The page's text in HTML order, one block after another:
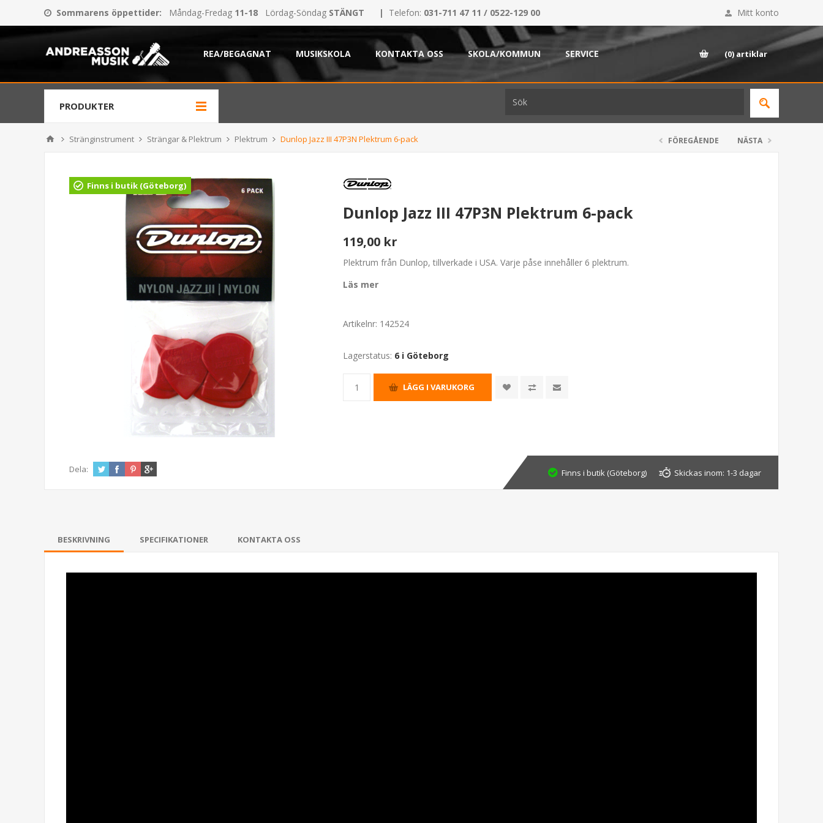
Sommarens öppettider: Måndag-Fredag 11-18 Lördag-Söndag STÄNGT | Telefon: 031-711 47 11 / 0522-129 00 Mitt konto
REA/BEGAGNAT MUSIKSKOLA KONTAKTA OSS SKOLA/KOMMUN SERVICE (0) artiklar
PRODUKTER
Stränginstrument Strängar & Plektrum Plektrum Dunlop Jazz III 47P3N Plektrum 6-pack FÖREGÅENDE NÄSTA
Finns i butik (Göteborg)
Dunlop Jazz III 47P3N Plektrum 6-pack
119,00 kr
Plektrum från Dunlop, tillverkade i USA. Varje påse innehåller 6 plektrum.
Läs mer
Artikelnr: 142524
Lagerstatus: 6 i Göteborg
Dela: Finns i butik (Göteborg) Skickas inom: 1-3 dagar
BESKRIVNING SPECIFIKATIONER KONTAKTA OSS